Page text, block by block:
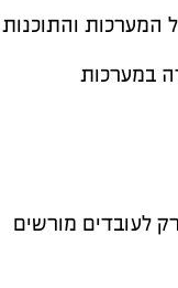
והתוכנות
לעובדים מורשים